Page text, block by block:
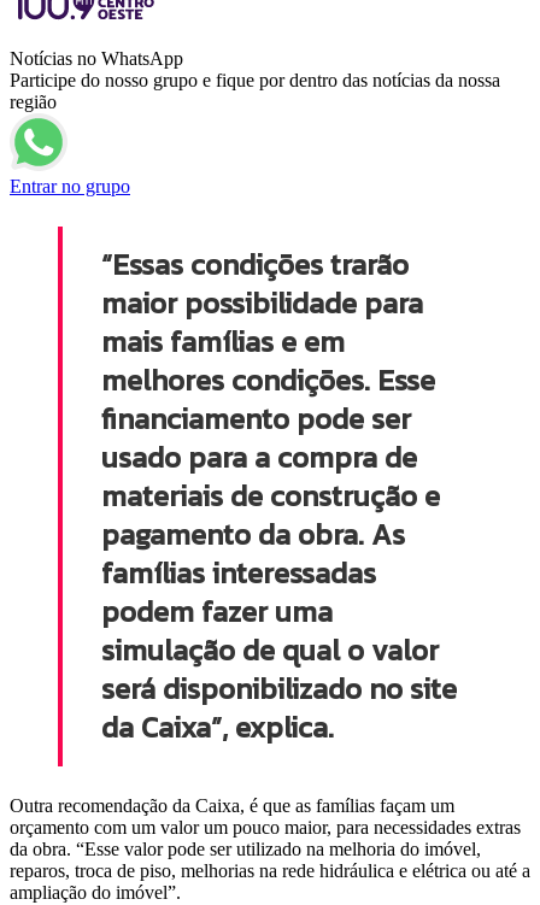
Notícias no WhatsApp
Participe do nosso grupo e fique por dentro das notícias da nossa
região
Entrar no grupo
“Essas condições trarão
maior possibilidade para
mais famílias e em
melhores condições. Esse
financiamento pode ser
usado para a compra de
materiais de construção e
pagamento da obra. As
famílias interessadas
podem fazer uma
simulação de qual o valor
será disponibilizado no site
da Caixa”, explica.
Outra recomendação da Caixa, é que as famílias façam um
orçamento com um valor um pouco maior, para necessidades extras
da obra. “Esse valor pode ser utilizado na melhoria do imóvel,
reparos, troca de piso, melhorias na rede hidráulica e elétrica ou até a
ampliação do imóvel”.